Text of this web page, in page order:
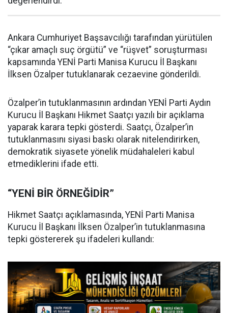
Ankara Cumhuriyet Başsavcılığı tarafından yürütülen
“çıkar amaçlı suç örgütü” ve “rüşvet” soruşturması
kapsamında YENİ Parti Manisa Kurucu İl Başkanı
İlksen Özalper tutuklanarak cezaevine gönderildi.
Özalper’in tutuklanmasının ardından YENİ Parti Aydın
Kurucu İl Başkanı Hikmet Saatçı yazılı bir açıklama
yaparak karara tepki gösterdi. Saatçı, Özalper’in
tutuklanmasını siyasi baskı olarak nitelendirirken,
demokratik siyasete yönelik müdahaleleri kabul
etmediklerini ifade etti.
“YENİ BİR ÖRNEĞİDİR”
Hikmet Saatçı açıklamasında, YENİ Parti Manisa
Kurucu İl Başkanı İlksen Özalper’in tutuklanmasına
tepki göstererek şu ifadeleri kullandı: